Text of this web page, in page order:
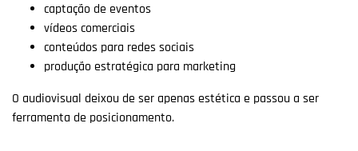
captação de eventos
vídeos comerciais
conteúdos para redes sociais
produção estratégica para marketing
O audiovisual deixou de ser apenas estética e passou a ser
ferramenta de posicionamento.